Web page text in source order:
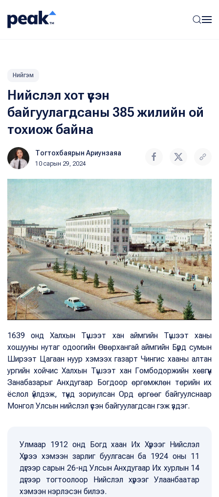
Нийгэм
Нийслэл хот үүсэн
байгуулагдсаны 385 жилийн ой
тохиож байна
Тогтохбаярын Ариунзаяа
10 сарын 29, 2024
1639 онд Халхын Түшээт хан аймгийн Түшээт ханы
хошууны нутаг одоогийн Өвөрхангай аймгийн Бүрд сумын
Ширээт Цагаан нуур хэмээх газарт Чингис хааны алтан
ургийн хойчис Халхын Түшээт хан Гомбодоржийн хөвгүүн
Занабазарыг Анхдугаар Богдоор өргөмжлөн төрийн их
ёслол үйлдэж, түүнд зориулсан Орд өргөөг байгуулснаар
Монгол Улсын нийслэл үүсэн байгуулагдсан гэж үздэг.
Улмаар 1912 онд Богд хаан Их Хүрээг Нийслэл
Хүрээ хэмээн зарлиг буулгасан ба 1924 оны 11
дүгээр сарын 26-нд Улсын Анхдугаар Их хурлын 14
дүгээр тогтоолоор Нийслэл хүрээг Улаанбаатар
хэмээн нэрлэсэн билээ.